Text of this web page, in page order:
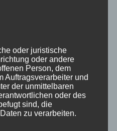
oder juristische
oder andere
Person, dem
Auftragsverarbeiter und
der unmittelbaren
oder des
sind, die
zu verarbeiten.